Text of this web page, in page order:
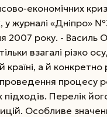
економічних
у журналі «Дніпро»
року. - Василь
взагалі різко
країні, а й
процесу
Перелік
Особливе